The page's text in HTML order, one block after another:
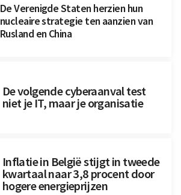
De Verenigde Staten herzien hun
nucleaire strategie ten aanzien van
Rusland en China
De volgende cyberaanval test
niet je IT, maar je organisatie
Inflatie in België stijgt in tweede
kwartaal naar 3,8 procent door
hogere energieprijzen